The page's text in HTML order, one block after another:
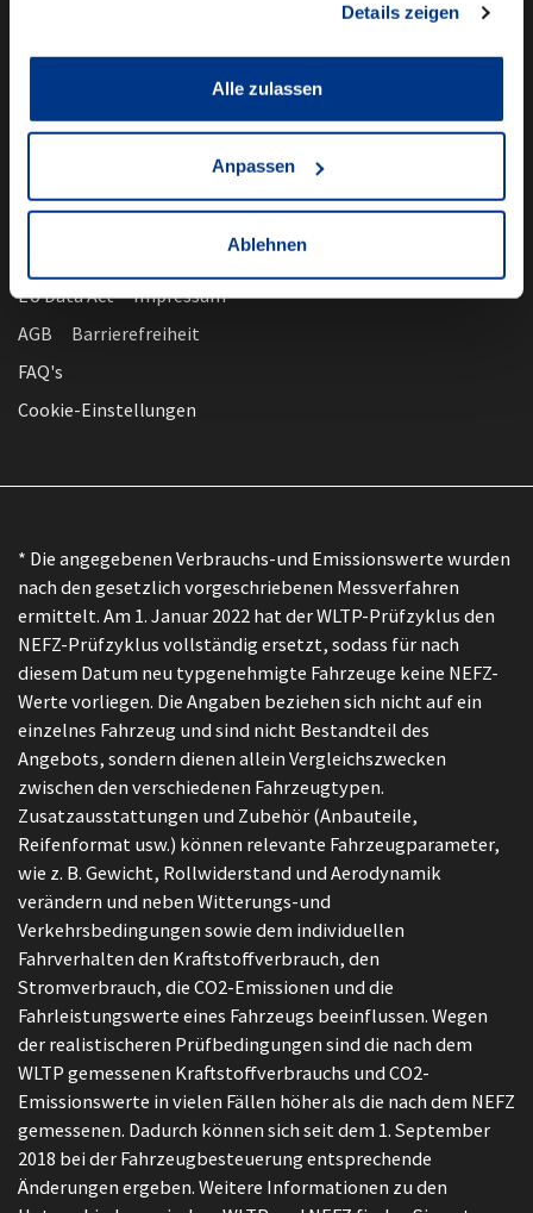
Details zeigen
Alle zulassen
Anpassen
Ablehnen
News & Events
Ausbildung
EU Data Act
Impressum
AGB
Barrierefreiheit
FAQ's
Cookie-Einstellungen
* Die angegebenen Verbrauchs-und Emissionswerte wurden
nach den gesetzlich vorgeschriebenen Messverfahren
ermittelt. Am 1. Januar 2022 hat der WLTP-Prüfzyklus den
NEFZ-Prüfzyklus vollständig ersetzt, sodass für nach
diesem Datum neu typgenehmigte Fahrzeuge keine NEFZ-
Werte vorliegen. Die Angaben beziehen sich nicht auf ein
einzelnes Fahrzeug und sind nicht Bestandteil des
Angebots, sondern dienen allein Vergleichszwecken
zwischen den verschiedenen Fahrzeugtypen.
Zusatzausstattungen und Zubehör (Anbauteile,
Reifenformat usw.) können relevante Fahrzeugparameter,
wie z. B. Gewicht, Rollwiderstand und Aerodynamik
verändern und neben Witterungs-und
Verkehrsbedingungen sowie dem individuellen
Fahrverhalten den Kraftstoffverbrauch, den
Stromverbrauch, die CO2-Emissionen und die
Fahrleistungswerte eines Fahrzeugs beeinflussen. Wegen
der realistischeren Prüfbedingungen sind die nach dem
WLTP gemessenen Kraftstoffverbrauchs und CO2-
Emissionswerte in vielen Fällen höher als die nach dem NEFZ
gemessenen. Dadurch können sich seit dem 1. September
2018 bei der Fahrzeugbesteuerung entsprechende
Änderungen ergeben. Weitere Informationen zu den